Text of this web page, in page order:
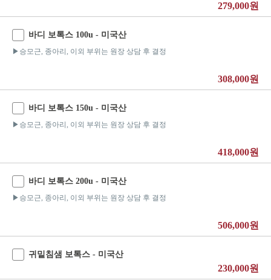
279,000원
바디 보톡스 100u - 미국산
▶승모근, 종아리, 이외 부위는 원장 상담 후 결정
308,000원
바디 보톡스 150u - 미국산
▶승모근, 종아리, 이외 부위는 원장 상담 후 결정
418,000원
바디 보톡스 200u - 미국산
▶승모근, 종아리, 이외 부위는 원장 상담 후 결정
506,000원
귀밑침샘 보톡스 - 미국산
230,000원